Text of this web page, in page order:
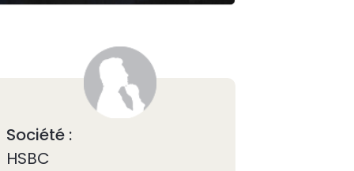
Société :
HSBC